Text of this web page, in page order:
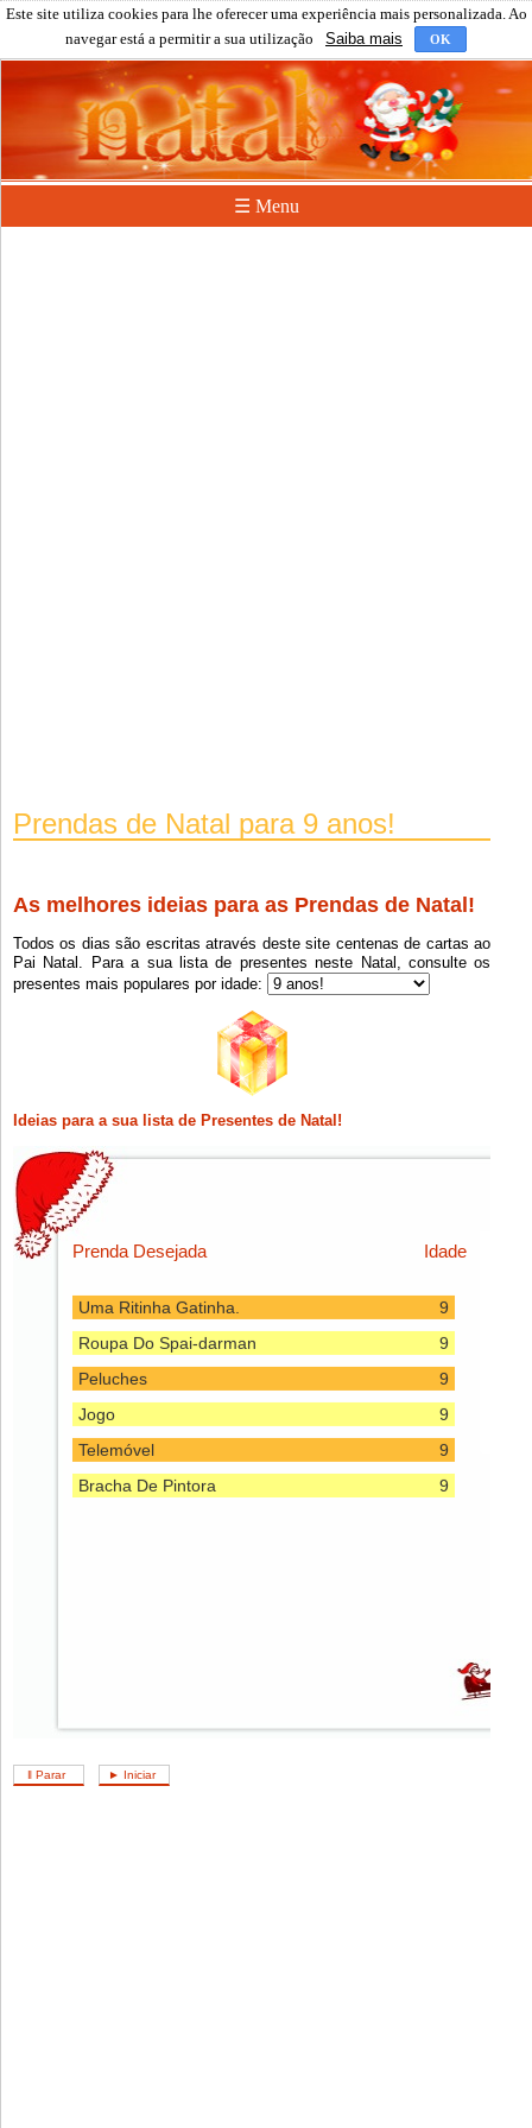
Este site utiliza cookies para lhe oferecer uma experiência mais personalizada. Ao
navegar está a permitir a sua utilização
Saiba mais OK
☰ Menu
Prendas de Natal para 9 anos!
As melhores ideias para as Prendas de Natal!
Todos os dias são escritas através deste site centenas de cartas ao
Pai Natal. Para a sua lista de presentes neste Natal, consulte os
presentes mais populares por idade:
Ideias para a sua lista de Presentes de Natal!
Idade
Prenda Desejada
Clique em F5 (refresh) para carregar a próxima lista.
Iphone 17 Pro Max
Monitor
Um Computador
Phones(pretos)
9
Uma Ritinha Gatinha.
9
Roupa Do Spai-darman
9
Peluches
9
Jogo
9
Telemóvel
9
Bracha De Pintora